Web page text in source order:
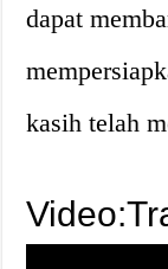
dapat
kasih telah